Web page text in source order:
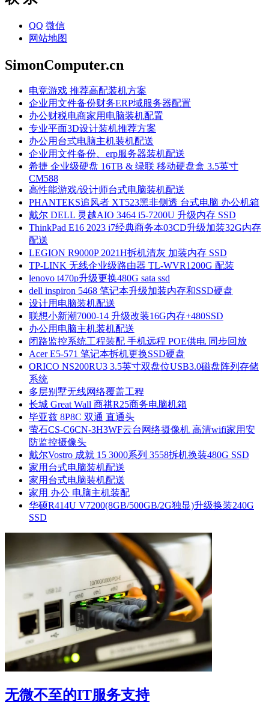
QQ 微信
网站地图
SimonComputer.cn
电竞游戏 推荐高配装机方案
企业用文件备份财务ERP域服务器配置
办公财税电商家用电脑装机配置
专业平面3D设计装机推荐方案
办公用台式电脑主机装机配送
企业用文件备份、erp服务器装机配送
希捷 企业级硬盘 16TB & 绿联 移动硬盘盒 3.5英寸
CM588
高性能游戏/设计师台式电脑装机配送
PHANTEKS追风者 XT523黑非侧透 台式电脑 办公机箱
戴尔 DELL 灵越AIO 3464 i5-7200U 升级内存 SSD
ThinkPad E16 2023 i7经典商务本03CD升级加装32G内存
配送
LEGION R9000P 2021H拆机清灰 加装内存 SSD
TP-LINK 无线企业级路由器 TL-WVR1200G 配装
lenovo t470p升级更换480G sata ssd
dell inspiron 5468 笔记本升级加装内存和SSD硬盘
设计用电脑装机配送
联想小新潮7000-14 升级改装16G内存+480SSD
办公用电脑主机装机配送
闭路监控系统工程装配 手机远程 POE供电 同步回放
Acer E5-571 笔记本拆机更换SSD硬盘
ORICO NS200RU3 3.5英寸双盘位USB3.0磁盘阵列存储
系统
多层别墅无线网络覆盖工程
长城 Great Wall 商祺R25商务电脑机箱
毕亚兹 8P8C 双通 直通头
萤石CS-C6CN-3H3WF云台网络摄像机 高清wifi家用安
防监控摄像头
戴尔Vostro 成就 15 3000系列 3558拆机换装480G SSD
家用台式电脑装机配送
家用台式电脑装机配送
家用 办公 电脑主机装配
华硕R414U V7200(8GB/500GB/2G独显)升级换装240G
SSD
无微不至的IT服务支持